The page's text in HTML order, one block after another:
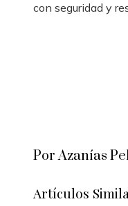
con seguridad y
Por Azanías
Artículos